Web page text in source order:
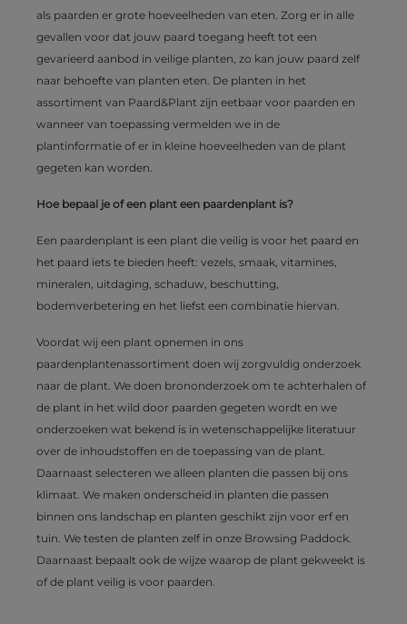
als paarden er grote hoeveelheden van eten. Zorg er in alle
gevallen voor dat jouw paard toegang heeft tot een
gevarieerd aanbod in veilige planten, zo kan jouw paard zelf
naar behoefte van planten eten. De planten in het
assortiment van Paard&Plant zijn eetbaar voor paarden en
wanneer van toepassing vermelden we in de
plantinformatie of er in kleine hoeveelheden van de plant
gegeten kan worden.
Hoe bepaal je of een plant een paardenplant is?
Een paardenplant is een plant die veilig is voor het paard en
het paard iets te bieden heeft: vezels, smaak, vitamines,
mineralen, uitdaging, schaduw, beschutting,
bodemverbetering en het liefst een combinatie hiervan.
Voordat wij een plant opnemen in ons
paardenplantenassortiment doen wij zorgvuldig onderzoek
naar de plant. We doen brononderzoek om te achterhalen of
de plant in het wild door paarden gegeten wordt en we
onderzoeken wat bekend is in wetenschappelijke literatuur
over de inhoudstoffen en de toepassing van de plant.
Daarnaast selecteren we alleen planten die passen bij ons
klimaat. We maken onderscheid in planten die passen
binnen ons landschap en planten geschikt zijn voor erf en
tuin. We testen de planten zelf in onze Browsing Paddock.
Daarnaast bepaalt ook de wijze waarop de plant gekweekt is
of de plant veilig is voor paarden.